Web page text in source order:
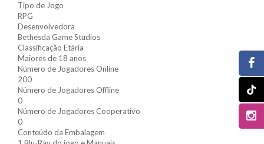
Tipo de Jogo
RPG
Desenvolvedora
Bethesda Game Studios
Classificação Etária
Maiores de 18 anos
Número de Jogadores Online
200
Número de Jogadores Offline
0
Número de Jogadores Cooperativo
0
Conteúdo da Embalagem